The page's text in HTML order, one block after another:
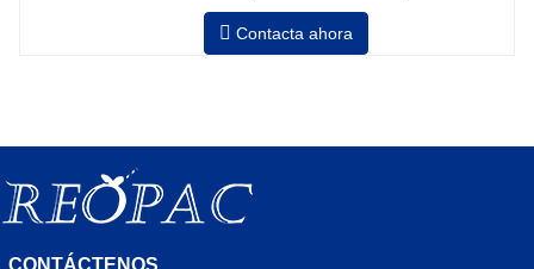
velocidad, estiramiento fuerza puede ser
Neumático superior plato a prensa bobina
Contacta ahora
CONTÁCTENOS